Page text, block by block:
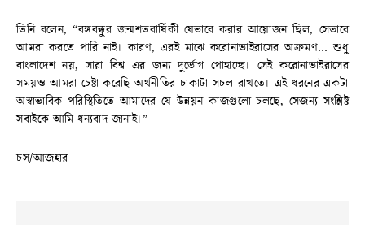
তিনি বলেন, “বঙ্গবন্ধুর জন্মশতবার্ষিকী যেভাবে করার আয়োজন ছিল, সেভাবে
আমরা করতে পারি নাই। কারণ, এরই মাঝে করোনাভাইরাসের অক্রমণ… শুধু
বাংলাদেশ নয়, সারা বিশ্ব এর জন্য দুর্ভোগ পোহাচ্ছে। সেই করোনাভাইরাসের
সময়ও আমরা চেষ্টা করেছি অর্থনীতির চাকাটা সচল রাখতে। এই ধরনের একটা
অস্বাভাবিক পরিস্থিতিতে আমাদের যে উন্নয়ন কাজগুলো চলছে, সেজন্য সংশ্লিষ্ট
সবাইকে আমি ধন্যবাদ জানাই।”
চস/আজহার